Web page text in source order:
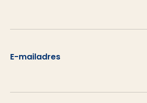
E-mailadres